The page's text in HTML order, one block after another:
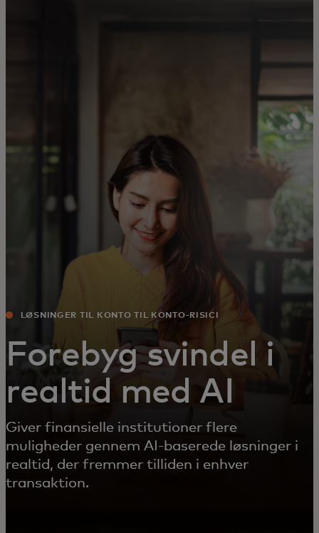
Til innovatører
Nyheder og trends
LØSNINGER TIL KONTO TIL KONTO-RISICI
Forebyg svindel i
realtid med AI
Giver finansielle institutioner flere
muligheder gennem AI-baserede løsninger i
realtid, der fremmer tilliden i enhver
transaktion.